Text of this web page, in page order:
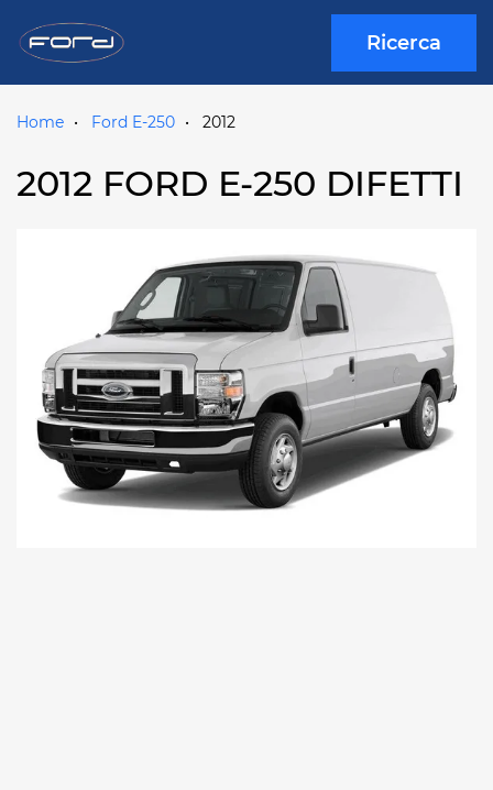
Ricerca
Home Ford E-250 2012
2012 FORD E-250 DIFETTI